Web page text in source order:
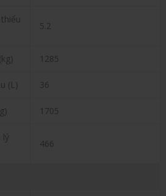
5.2
1285
(L) 36
1705
lý
466